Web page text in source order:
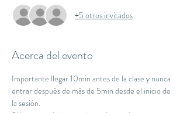
+5 otros invitados
Acerca del evento
Importante llegar 10min antes de la clase y nunca
entrar después de más de 5min desde el inicio de
la sesión.